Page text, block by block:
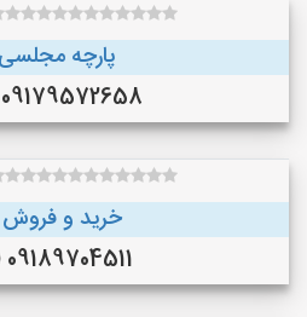
پارچه مجلسی
09179572658 (قشم )
خرید و فروش
09189704511 (قروه )